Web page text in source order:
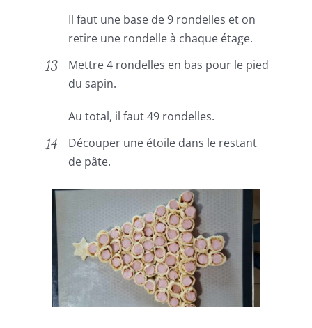
Il faut une base de 9 rondelles et on
retire une rondelle à chaque étage.
Mettre 4 rondelles en bas pour le pied
du sapin.
Au total, il faut 49 rondelles.
Découper une étoile dans le restant
de pâte.